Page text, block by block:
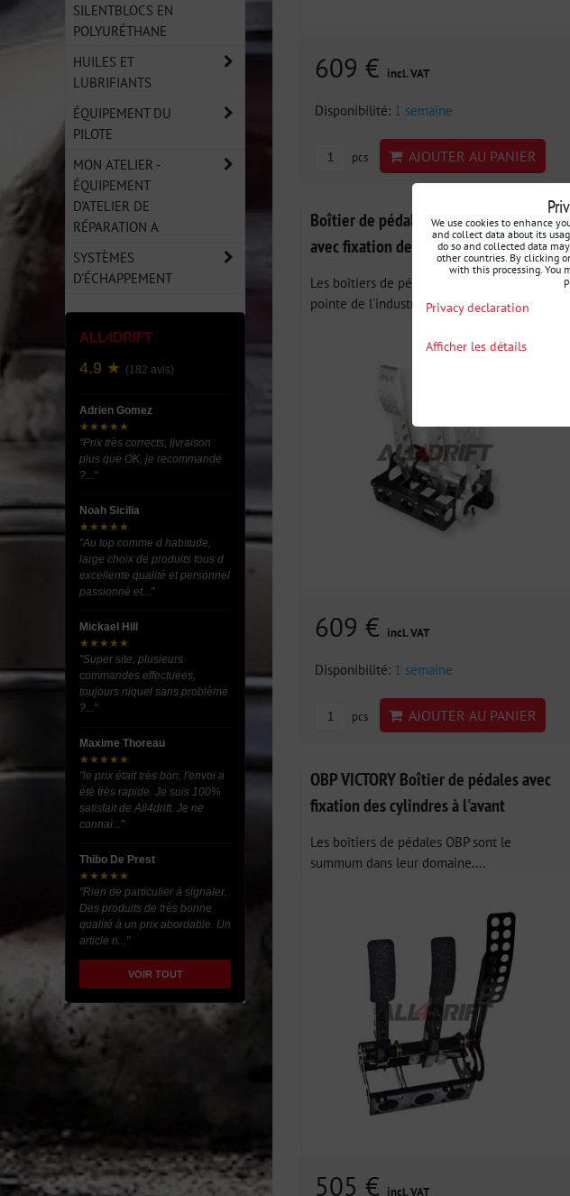
609 € incl. VAT
Disponibilité: 1 semaine
pcs AJOUTER AU PANIER
Boîtier de pédales OBP PRO RACE V2
avec fixation des cylindres à l'avant
Les boîtiers de pédales OBP sont à la
pointe de l'industrie. Des...
609 € incl. VAT
Disponibilité: 1 semaine
pcs AJOUTER AU PANIER
OBP VICTORY Boîtier de pédales avec
fixation des cylindres à l'avant
Les boîtiers de pédales OBP sont le
summum dans leur domaine....
505 € incl. VAT
SILENTBLOCS EN
POLYURÉTHANE
HUILES ET
LUBRIFIANTS
ÉQUIPEMENT DU
PILOTE
MON ATELIER -
ÉQUIPEMENT
D'ATELIER DE
RÉPARATION A
SYSTÈMES
D'ÉCHAPPEMENT
ALL4DRIFT
4.9 ★ (182 avis)
Adrien Gomez
★★★★★
"Prix très corrects, livraison
plus que OK, je recommande
?..."
Noah Sicilia
★★★★★
"Au top comme d habitude,
large choix de produits tous d
excellente qualité et personnel
passionné et..."
Mickael Hill
★★★★★
"Super site, plusieurs
commandes effectuées,
toujours niquel sans problème
?..."
Maxime Thoreau
★★★★★
"le prix était très bon, l'envoi a
été très rapide. Je suis 100%
satisfait de All4drift. Je ne
connai..."
Thibo De Prest
★★★★★
"Rien de particulier à signaler.
Des produits de très bonne
qualité à un prix abordable. Un
article n..."
VOIR TOUT
We use cookies to enhance
and collect data about its
do so and collected data
other countries. By clicking
with this processing. You
Privacy declaration
Afficher les détails